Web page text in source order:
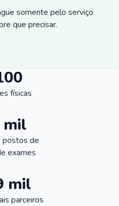
somente pelo serviço
que precisar.
físicas
mil
postos de
exames
mil
parceiros